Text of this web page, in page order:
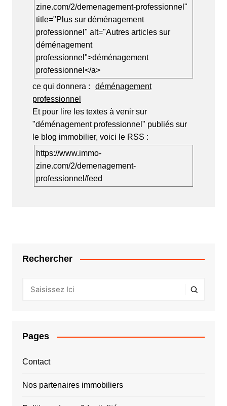
zine.com/2/demenagement-professionnel"
title="Plus sur déménagement
professionnel" alt="Autres articles sur
déménagement
professionnel">déménagement
professionnel</a>
ce qui donnera :
déménagement
professionnel
Et pour lire les textes à venir sur
"déménagement professionnel" publiés sur
le blog immobilier, voici le RSS :
https://www.immo-
zine.com/2/demenagement-
professionnel/feed
Rechercher
Pages
Contact
Nos partenaires immobiliers